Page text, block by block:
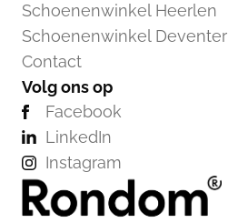
Schoenenwinkel Heerlen
Schoenenwinkel Deventer
Contact
Volg ons op
Facebook
LinkedIn
Instagram